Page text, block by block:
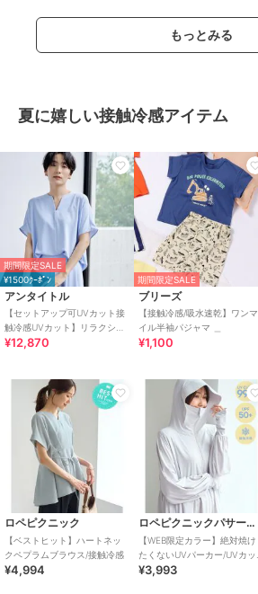
もっとみる
夏に嬉しい接触冷感アイテム
期間限定SALE
¥1500ｸｰﾎﾟﾝ
アンタイトル
【セットアップ可UVカット接
触冷感UVカット】リラクシー
キーVネックブラウス
¥12,870
期間限定SALE
ブリーズ
【接触冷感/吸水速乾】ワンマ
¥1,100
ロペピクニック
【ベストヒット】ハートネッ
クペプラムブラウス/接触冷感
¥4,994
ロペピクニックパサージュ
【WEB限定カラー】絶対焼け
たくないUVパーカー/UVカッ
ト・接触冷感
¥3,993